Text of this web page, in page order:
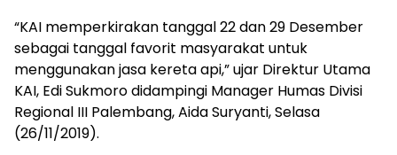
“KAI memperkirakan tanggal 22 dan 29 Desember
sebagai tanggal favorit masyarakat untuk
menggunakan jasa kereta api,” ujar Direktur Utama
KAI, Edi Sukmoro didampingi Manager Humas Divisi
Regional III Palembang, Aida Suryanti, Selasa
(26/11/2019).